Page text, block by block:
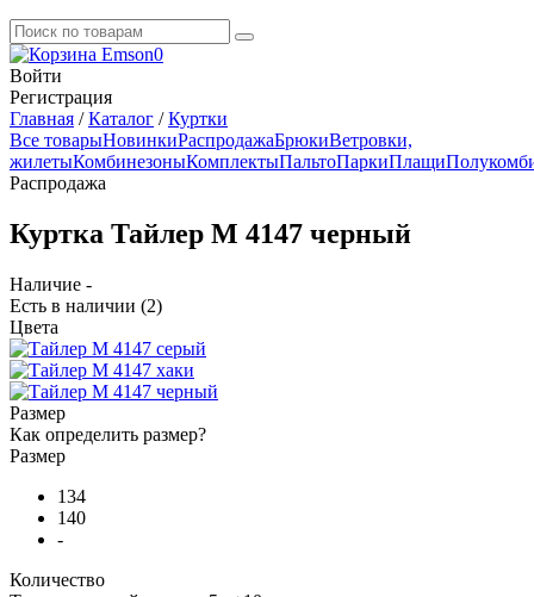
0
Войти
Регистрация
Главная /Каталог /Куртки
Все товарыНовинкиРаспродажаБрюкиВетровки,
жилетыКомбинезоныКомплектыПальтоПаркиПлащи
Распродажа
Куртка Тайлер М 4147 черный
Наличие -
Есть в наличии (2)
Цвета
Размер
Как определить размер?
Размер
134
140
-
Количество